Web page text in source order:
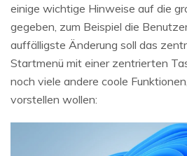
einige wichtige Hinweise auf die
gegeben, zum Beispiel die
auffälligste Änderung soll das
Startmenü mit einer zentrierten
noch viele andere coole
vorstellen wollen: